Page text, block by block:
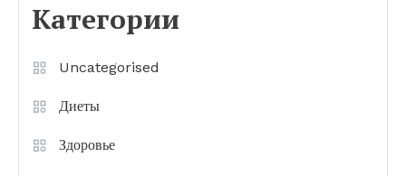
Категории
Uncategorised
Диеты
Здоровье